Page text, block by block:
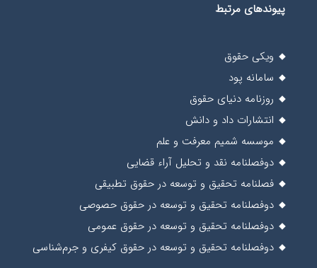
پیوندهای مرتبط
ویکی حقوق
سامانه پود
روزنامه دنیای حقوق
انتشارات داد و دانش
موسسه شمیم معرفت و علم
دوفصلنامه نقد و تحلیل آراء قضایی
فصلنامه تحقیق و توسعه در حقوق تطبیقی
دوفصلنامه تحقیق و توسعه در حقوق حصوصی
دوفصلنامه تحقیق و توسعه در حقوق عمومی
دوفصلنامه تحقیق و توسعه در حقوق کیفری و جرم‌شناسی